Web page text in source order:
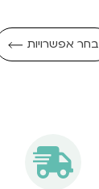
בחר אפשרויות